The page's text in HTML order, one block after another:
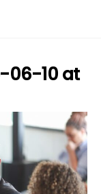
06-10 at